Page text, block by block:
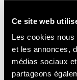
Ce site web
Les cookies nous
et les annonces,
médias sociaux
partageons